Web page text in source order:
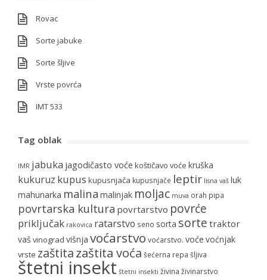
Rovac
Sorte jabuke
Sorte šljive
Vrste povrća
IMT 533
Tag oblak
IMR jabuka jagodičasto voće koštičavo voće kruška
kukuruz kupus kupusnjača kupusnjače leptir lisna vaš luk
mahunarka malina malinjak moljac muva orah pipa
povrtarska kultura povrtarstvo povrće
priključak rakovica ratarstvo seno sorta sorte traktor
vaš vinograd višnja voćarstvo voćarstvo. voće voćnjak
vrste zaštitazaštita voća šećerna repa šljiva
štetni insekt štetni insekti živina živinarstvo